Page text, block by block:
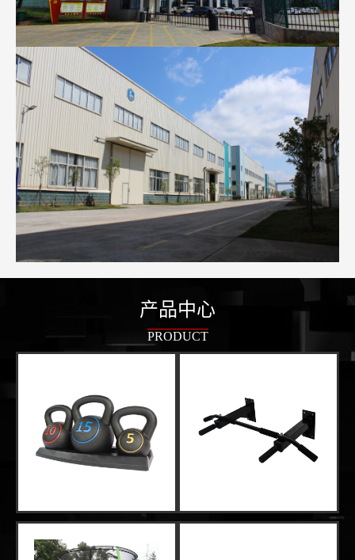
产品中心
PRODUCT